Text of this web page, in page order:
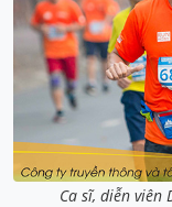
Ca sĩ, diễn viên